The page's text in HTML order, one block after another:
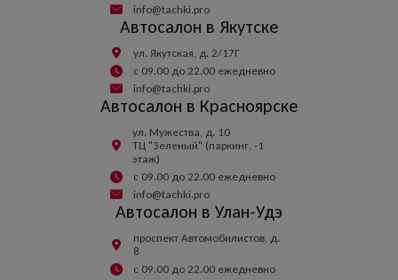
info@tachki.pro
Автосалон в Якутске
ул. Якутская, д. 2/17Г
с 09.00 до 22.00 ежедневно
info@tachki.pro
Автосалон в Красноярске
ул. Мужества, д. 10
ТЦ "Зеленый" (паркинг, -1
этаж)
с 09.00 до 22.00 ежедневно
info@tachki.pro
Автосалон в Улан-Удэ
проспект Автомобилистов, д.
8
с 09.00 до 22.00 ежедневно